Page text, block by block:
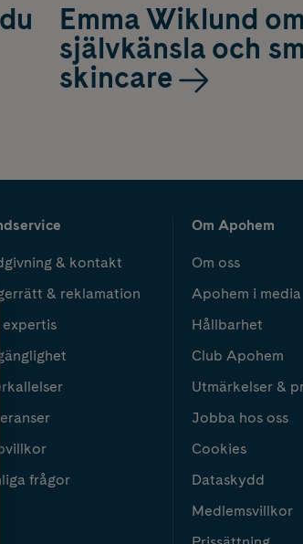
Emma Wiklund
självkänsla och
skincare
& kontakt
& reklamation
expertis
frågor
Om Apohem
Om oss
Apohem i media
Hållbarhet
Club Apohem
Utmärkelser &
Jobba hos oss
Cookies
Dataskydd
Medlemsvillkor